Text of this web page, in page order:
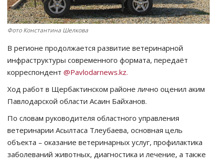
OFFICIAL
Курултай
Язык
Қазақша Русский
Фото Константина Шелкова
В регионе продолжается развитие ветеринарной
инфраструктуры современного формата, передаёт
корреспондент @Pavlodarnews.kz.
Ход работ в Щербактинском районе лично оценил аким
Павлодарской области Асаин Байханов.
По словам руководителя областного управления
ветеринарии Асылтаса Тлеубаева, основная цель
объекта – оказание ветеринарных услуг, профилактика
заболеваний животных, диагностика и лечение, а также